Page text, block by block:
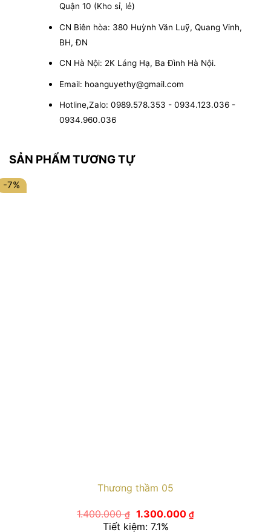
Quận 10 (Kho sỉ, lẻ)
CN Biên hòa: 380 Huỳnh Văn Luỹ, Quang Vinh,
BH, ĐN
CN Hà Nội: 2K Láng Hạ, Ba Đình Hà Nội.
Email: hoanguyethy@gmail.com
Hotline,Zalo: 0989.578.353 - 0934.123.036 -
0934.960.036
SẢN PHẨM TƯƠNG TỰ
-7%
Thương thầm 05
1.400.000₫ Giá
gốc
1.300.000 ₫Giá
hiện
Tiết kiệm: 7.1%